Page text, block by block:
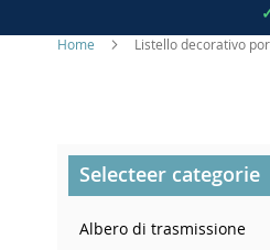
Home Listello decorativo
Selecteer categorie
Albero di trasmissione